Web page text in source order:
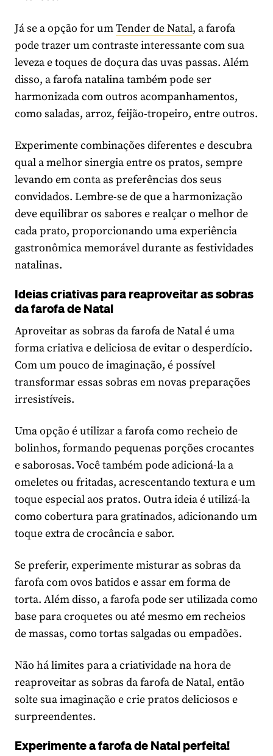
Já se a opção for umTender de Natal, a farofa
pode trazer um contraste interessante com sua
leveza e toques de doçura das uvas passas. Além
disso, a farofa natalina também pode ser
harmonizada com outros acompanhamentos,
como saladas, arroz, feijão-tropeiro, entre outros.
Experimente combinações diferentes e descubra
qual a melhor sinergia entre os pratos, sempre
levando em conta as preferências dos seus
convidados. Lembre-se de que a harmonização
deve equilibrar os sabores e realçar o melhor de
cada prato, proporcionando uma experiência
gastronômica memorável durante as festividades
natalinas.
Ideias criativas para reaproveitar as sobras
da farofa de Natal
Aproveitar as sobras da farofa de Natal é uma
forma criativa e deliciosa de evitar o desperdício.
Com um pouco de imaginação, é possível
transformar essas sobras em novas preparações
irresistíveis.
Uma opção é utilizar a farofa como recheio de
bolinhos, formando pequenas porções crocantes
e saborosas. Você também pode adicioná-la a
omeletes ou fritadas, acrescentando textura e um
toque especial aos pratos. Outra ideia é utilizá-la
como cobertura para gratinados, adicionando um
toque extra de crocância e sabor.
Se preferir, experimente misturar as sobras da
farofa com ovos batidos e assar em forma de
torta. Além disso, a farofa pode ser utilizada como
base para croquetes ou até mesmo em recheios
de massas, como tortas salgadas ou empadões.
Não há limites para a criatividade na hora de
reaproveitar as sobras da farofa de Natal, então
solte sua imaginação e crie pratos deliciosos e
surpreendentes.
Experimente a farofa de Natal perfeita!